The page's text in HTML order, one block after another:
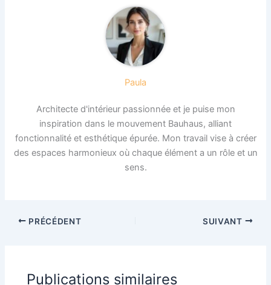
Paula
Architecte d'intérieur passionnée et je puise mon
inspiration dans le mouvement Bauhaus, alliant
fonctionnalité et esthétique épurée. Mon travail vise à créer
des espaces harmonieux où chaque élément a un rôle et un
sens.
PRÉCÉDENT SUIVANT
Publications similaires